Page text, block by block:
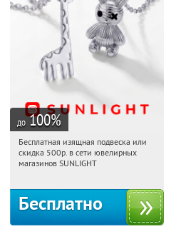
до 100%
22:49:39 Получили:
Россия
Бесплатная изящная подвеска или
скидка 500р. в сети ювелирных
магазинов SUNLIGHT
Бесплатно